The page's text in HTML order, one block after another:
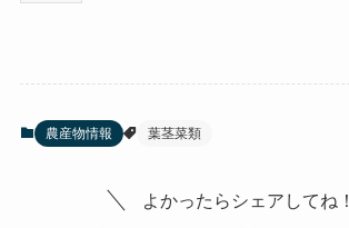
農産物情報 葉茎菜類
よかったらシェアしてね！